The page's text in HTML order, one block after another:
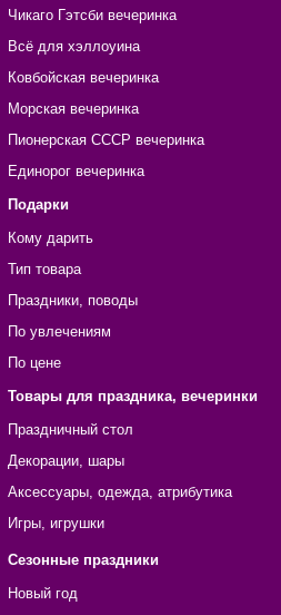
Чикаго Гэтсби вечеринка
Всё для хэллоуина
Ковбойская вечеринка
Морская вечеринка
Пионерская СССР вечеринка
Единорог вечеринка
Подарки
Кому дарить
Тип товара
Праздники, поводы
По увлечениям
По цене
Товары для праздника, вечеринки
Праздничный стол
Декорации, шары
Аксессуары, одежда, атрибутика
Игры, игрушки
Сезонные праздники
Новый год